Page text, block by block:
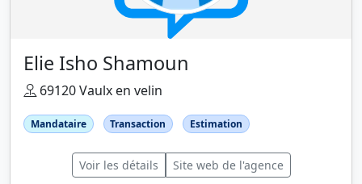
Elie Isho Shamoun
69120 Vaulx en velin
Mandataire Transaction Estimation
Voir les détails Site web de l'agence